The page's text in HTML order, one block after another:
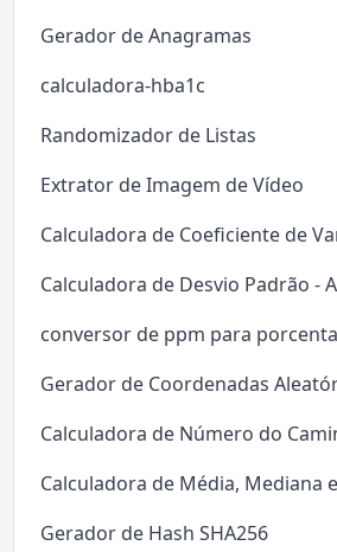
Gerador de Anagramas
calculadora-hba1c
Randomizador de Listas
Extrator de Imagem de Vídeo
Calculadora de Coeficiente de
Calculadora de Desvio Padrão -
conversor de ppm para
Gerador de Coordenadas
Calculadora de Número do
Calculadora de Média, Mediana
Gerador de Hash SHA256